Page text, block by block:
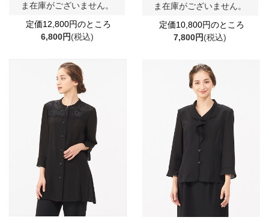
ま在庫がございません。
定価12,800円のところ
6,800円(税込)
ま在庫がございません。
定価10,800円のところ
7,800円(税込)